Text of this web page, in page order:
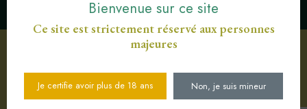
03 89 82 40 37
Bienvenue sur ce site
Ce site est strictement réservé aux personnes
majeures
Je certifie avoir plus de 18 ans Non, je suis mineur